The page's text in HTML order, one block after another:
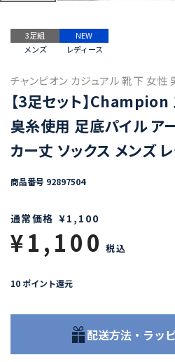
3足組
NEW
メンズ
レディース
チャンピオン カジュアル 靴下 女性
【3足セット】Champion
臭糸使用 足底パイル ア
カー丈 ソックス メンズ
商品番号 92897504
通常価格 ¥1,100
¥1,100 税込
10 ポイント還元
配送方法・ラッ